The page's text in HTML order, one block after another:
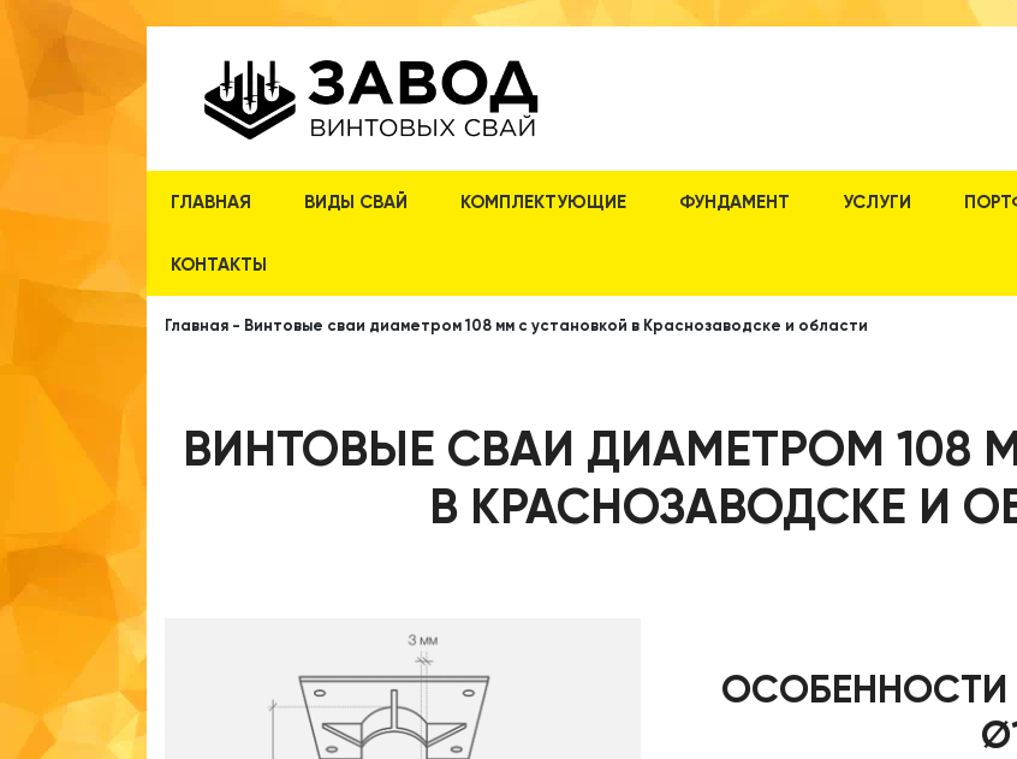
ГЛАВНАЯ ВИДЫ СВАЙ КОМПЛЕКТУЮЩИЕ ФУНДАМЕНТ УСЛУГИ
КОНТАКТЫ
Главная - Винтовые сваи диаметром 108 мм с установкой в Краснозаводске и области
ВИНТОВЫЕ СВАИ ДИАМЕТРОМ 108
В КРАСНОЗАВОДСКЕ И
ОСОБЕННОСТИ